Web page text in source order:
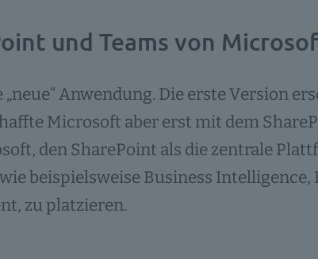
und Teams von
Anwendung. Die erste Version
Microsoft aber erst mit dem
den SharePoint als die zentrale
beispielsweise Business Intelligence,
zu platzieren.